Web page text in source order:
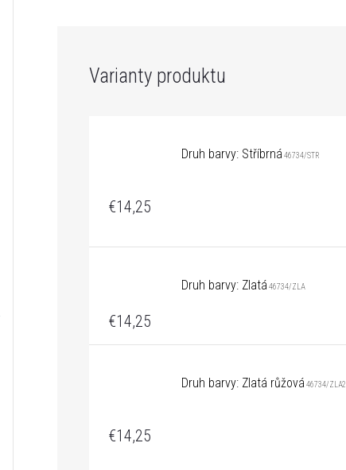
Druh barvy: Stříbrná 46734/STR
€14,25
Druh barvy: Zlatá 46734/ZLA
€14,25
Druh barvy: Zlatá růžová 46734/ZLA2
€14,25